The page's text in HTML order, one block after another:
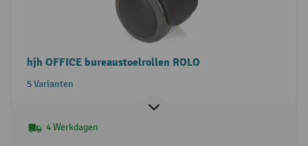
hjh OFFICE bureaustoelrollen ROLO
5 Varianten
4 Werkdagen